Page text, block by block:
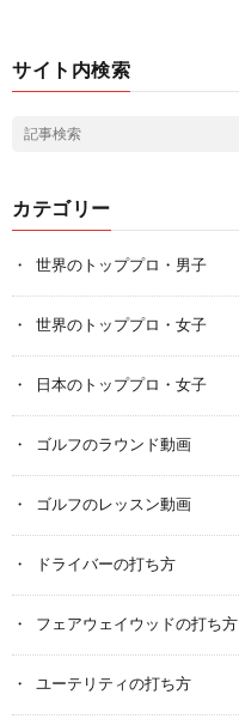
サイト内検索
カテゴリー
世界のトッププロ・男子
世界のトッププロ・女子
日本のトッププロ・女子
ゴルフのラウンド動画
ゴルフのレッスン動画
ドライバーの打ち方
フェアウェイウッドの打ち方
ユーテリティの打ち方